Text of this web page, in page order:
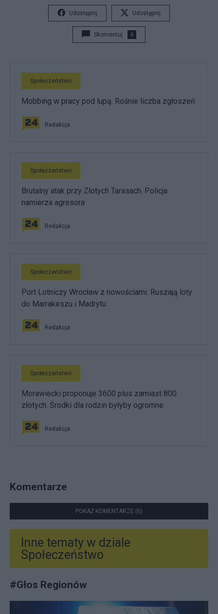
Udostępnij Udostępnij
Skomentuj 6
Społeczeństwo
Mobbing w pracy pod lupą. Rośnie liczba zgłoszeń
Redakcja
Społeczeństwo
Brutalny atak przy Złotych Tarasach. Policja
namierza agresora
Redakcja
Społeczeństwo
Port Lotniczy Wrocław z nowościami. Ruszają loty
do Marrakeszu i Madrytu
Redakcja
Społeczeństwo
Morawiecki proponuje 3600 plus zamiast 800
złotych. Środki dla rodzin byłyby ogromne
Redakcja
Komentarze
POKAŻ KOMENTARZE (6)
Inne tematy w dziale
Społeczeństwo
#Głos Regionów